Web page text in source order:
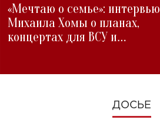
«Мечтаю о семье»: интервью
Михаила Хомы о планах,
концертах для ВСУ и
ДОСЬЕ